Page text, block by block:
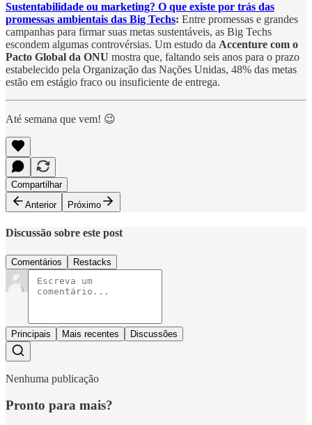
Sustentabilidade ou marketing? O que existe por trás das
promessas ambientais das Big Techs: Entre promessas e grandes
campanhas para firmar suas metas sustentáveis, as Big Techs
escondem algumas controvérsias. Um estudo da Accenture com o
Pacto Global da ONU mostra que, faltando seis anos para o prazo
estabelecido pela Organização das Nações Unidas, 48% das metas
estão em estágio fraco ou insuficiente de entrega.
Até semana que vem! 😉
Compartilhar
Anterior
Próximo
Discussão sobre este post
Comentários Restacks
Principais Mais recentes Discussões
Nenhuma publicação
Pronto para mais?